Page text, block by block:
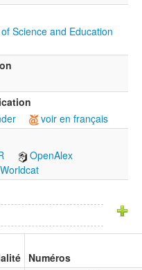
Science and Education
voir en français
OpenAlex
Worldcat
Numéros